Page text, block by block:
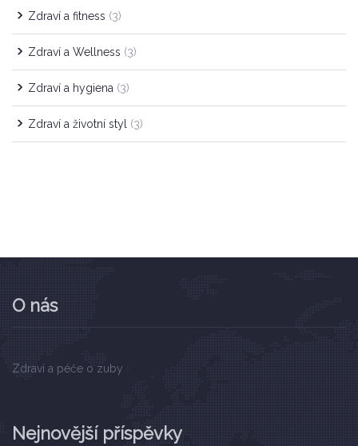
Zdraví a fitness (3)
Zdraví a Wellness (3)
Zdraví a hygiena (3)
Zdraví a životní styl (3)
O nás
Zdraví a péče o zuby
Nejnovější příspěvky